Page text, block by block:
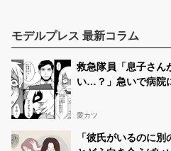
モデルプレス 最新コラム
救急隊員「息子さん
い…？」急いで病院
愛カツ
「彼氏がいるのに